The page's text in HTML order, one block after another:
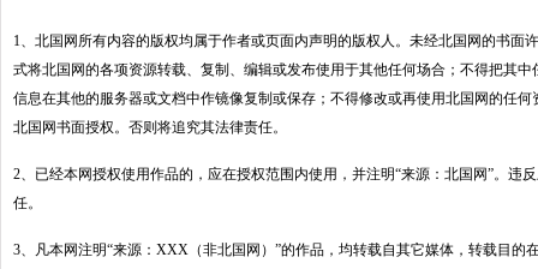
1、北国网所有内容的版权均属于作者或页面内声明的版权人。未经北国网的书面
式将北国网的各项资源转载、复制、编辑或发布使用于其他任何场合；不得把其
信息在其他的服务器或文档中作镜像复制或保存；不得修改或再使用北国网的任
北国网书面授权。否则将追究其法律责任。
2、已经本网授权使用作品的，应在授权范围内使用，并注明“来源：北国网”。违
任。
3、凡本网注明“来源：XXX（非北国网）”的作品，均转载自其它媒体，转载目的